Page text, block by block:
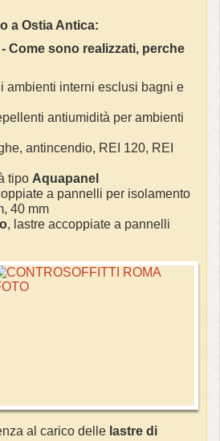
a Ostia Antica:
- Come sono realizzati, perche
ambienti interni esclusi bagni e
antiumidità per ambienti
antincendio, REI 120, REI
tipo Aquapanel
a pannelli per isolamento
40 mm
, lastre accoppiate a pannelli
al carico delle lastre di